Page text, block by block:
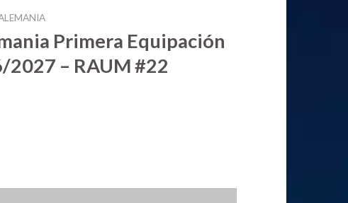
Primera Equipación
2027 – RAUM #22